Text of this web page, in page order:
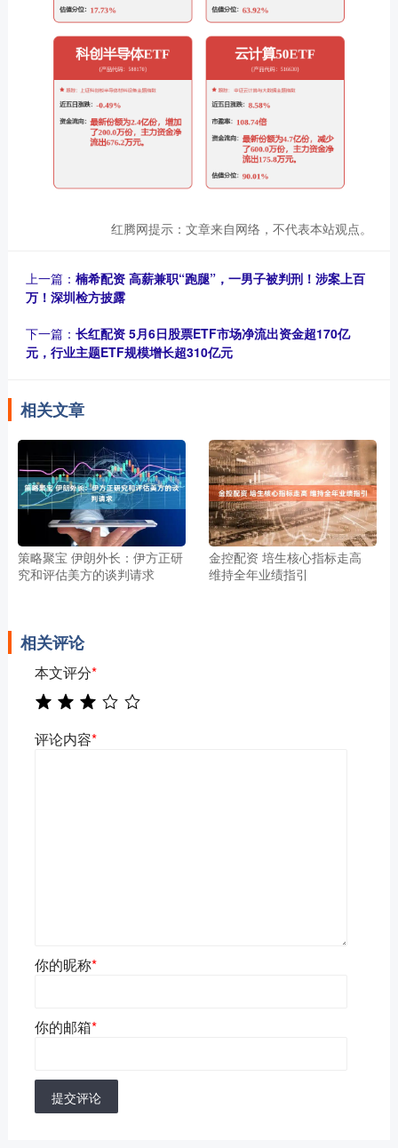
红腾网提示：文章来自网络，不代表本站观点。
上一篇： 楠希配资 高薪兼职“跑腿”，一男子被判刑！涉案上百
万！深圳检方披露
下一篇： 长红配资 5月6日股票ETF市场净流出资金超170亿
元，行业主题ETF规模增长超310亿元
相关文章
策略聚宝 伊朗外长：伊方正研
究和评估美方的谈判请求
金控配资 培生核心指标走高
维持全年业绩指引
相关评论
本文评分*
评论内容*
你的昵称*
你的邮箱*
提交评论